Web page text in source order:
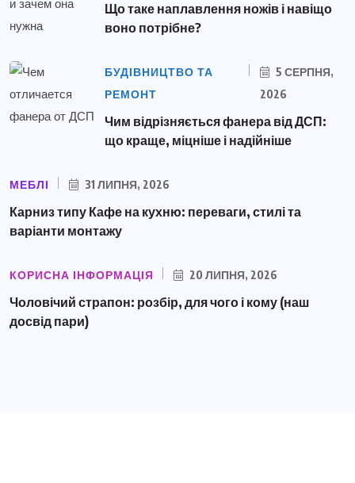
Що таке наплавлення ножів і навіщо
воно потрібне?
БУДІВНИЦТВО ТА
РЕМОНТ
5 СЕРПНЯ,
2026
Чим відрізняється фанера від ДСП:
що краще, міцніше і надійніше
МЕБЛІ 31 ЛИПНЯ, 2026
Карниз типу Кафе на кухню: переваги, стилі та
варіанти монтажу
КОРИСНА ІНФОРМАЦІЯ 20 ЛИПНЯ, 2026
Чоловічий страпон: розбір, для чого і кому (наш
досвід пари)